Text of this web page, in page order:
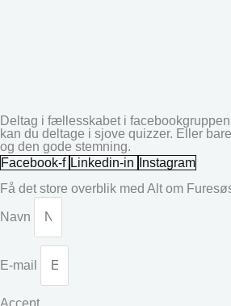
Deltag i fællesskabet i
kan du deltage i sjove quizzer. Eller
og den gode stemning.
Facebook-f Linkedin-in
Instagram
Få det store overblik med Alt om
Navn
E-mail
Accept